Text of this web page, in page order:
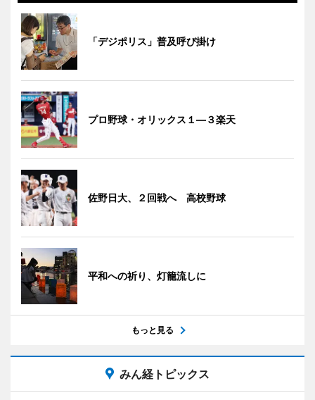
「デジポリス」普及呼び掛け
プロ野球・オリックス１―３楽天
佐野日大、２回戦へ 高校野球
平和への祈り、灯籠流しに
もっと見る
みん経トピックス